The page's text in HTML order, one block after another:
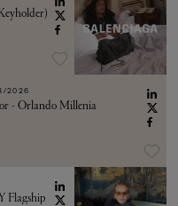
2026
- Orlando Millenia
Flagship